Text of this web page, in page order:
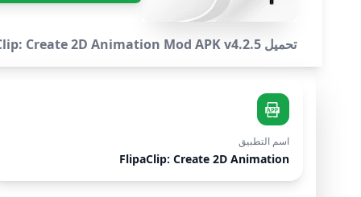
تحميل FlipaClip: Create 2D Animation Mod APK v4.2.5 [غالي] - Kickstart your animation journey in a few moments!.
اسم التطبيق
FlipaClip: Create 2D Animation